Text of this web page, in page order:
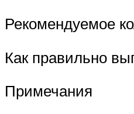
Рекомендуемое
Как правильно
Примечания